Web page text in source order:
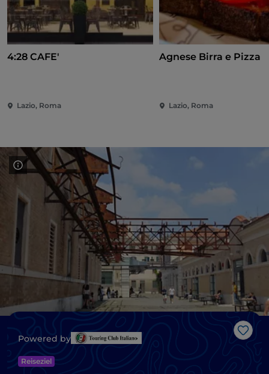
4:28 CAFE'
Lazio, Roma
Agnese Birra e Pizza
Lazio, Roma
Like
Powered by
Reiseziel